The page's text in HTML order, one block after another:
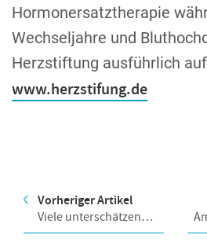
Hormonersatztherapie
Wechseljahre und
Herzstiftung ausführlich
www.herzstifung.de
Vorheriger Artikel
Viele unterschätzen
ihren Blutdruck